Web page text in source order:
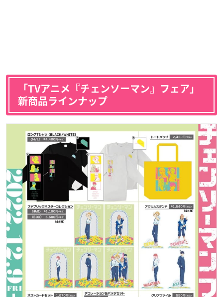
「TVアニメ『チェンソーマン』フェア」
新商品ラインナップ